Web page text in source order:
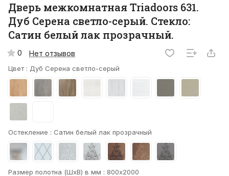
Дверь межкомнатная Triadoors 631.
Дуб Серена светло-серый. Стекло:
Сатин белый лак прозрачный.
0 Нет отзывов
Цвет : Дуб Серена светло-серый
Остекление : Сатин белый лак прозрачный
Размер полотна (ШхВ) в мм : 800х2000